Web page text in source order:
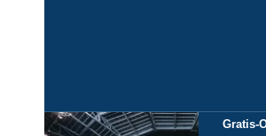
Gratis-